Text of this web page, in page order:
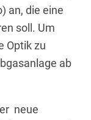
an, die eine
soll. Um
Optik zu
ab
neue